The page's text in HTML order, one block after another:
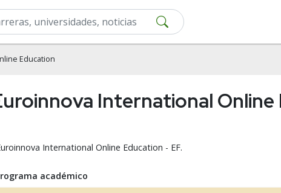
Education
International
International Online Education - EF.
académico